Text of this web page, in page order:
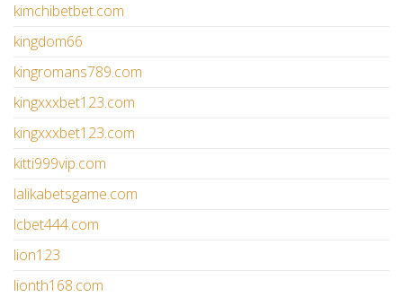
kimchibetbet.com
kingdom66
kingromans789.com
kingxxxbet123.com
kingxxxbet123.com
kitti999vip.com
lalikabetsgame.com
lcbet444.com
lion123
lionth168.com